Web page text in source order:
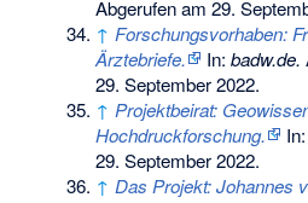
Abgerufen am 29.
↑ Forschungsvorhaben:
Ärztebriefe.
In:badw.de.
29. September 2022.
↑ Projektbeirat:
Hochdruckforschung.
29. September 2022.
↑ Das Projekt: Johannes